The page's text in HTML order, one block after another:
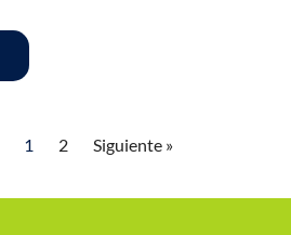
1 2 Siguiente »